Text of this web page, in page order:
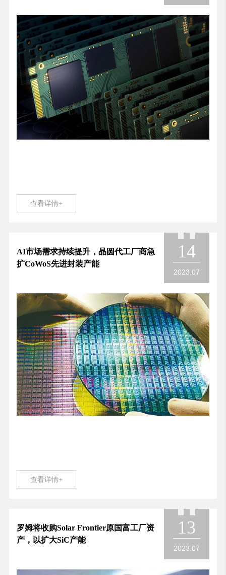
查看详情+
AI市场需求持续提升，晶圆代工厂商急
扩CoWoS先进封装产能
14
2023.07
查看详情+
罗姆将收购Solar Frontier原国富工厂资
产，以扩大SiC产能
13
2023.07